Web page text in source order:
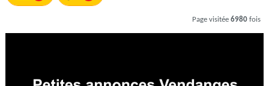
Page visitée 6980 fois